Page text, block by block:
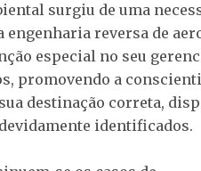
surgiu de uma
engenharia reversa de
especial no seu
promovendo a
destinação correta,
identificados.